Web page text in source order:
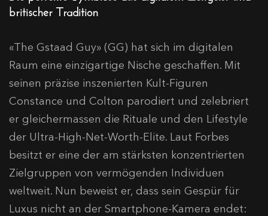
britischer Tradition
«The Gstaad Guy» (GG) hat sich im digitalen
Raum eine einzigartige Nische geschaffen. Mit
seinen präzise inszenierten Kult-Figuren
Constance und Colton parodiert und zelebriert
er gleichermassen die Rituale und den Lifestyle
der Ultra-High-Net-Worth-Elite. Laut Forbes
besitzt er eine der am stärksten konzentrierten
Zielgruppen von vermögenden Individuen
weltweit. Nun beweist er, dass sein Gespür für
Luxus nicht an der Smartphone-Kamera endet: